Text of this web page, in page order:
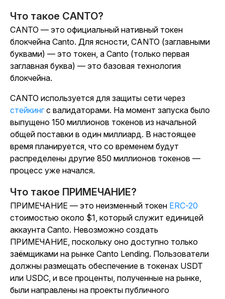
Что такое CANTO?
CANTO — это официальный нативный токен
блокчейна Canto. Для ясности, CANTO (заглавными
буквами) — это токен, а Canto (только первая
заглавная буква) — это базовая технология
блокчейна.
CANTO используется для защиты сети через
стейкингс валидаторами. На момент запуска было
выпущено 150 миллионов токенов из начальной
общей поставки в один миллиард. В настоящее
время планируется, что со временем будут
распределены другие 850 миллионов токенов —
процесс уже начался.
Что такое ПРИМЕЧАНИЕ?
ПРИМЕЧАНИЕ — это неизменный токен ERC-20
стоимостью около $1, который служит единицей
аккаунта Canto. Невозможно создать
ПРИМЕЧАНИЕ, поскольку оно доступно только
заёмщиками на рынке Canto Lending. Пользователи
должны размещать обеспечение в токенах USDT
или USDC, и все проценты, полученные на рынке,
были направлены на проекты публичного